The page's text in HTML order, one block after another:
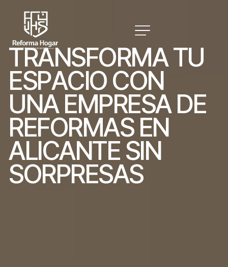
TRANSFORMATU
ESPACIO CON
UNA EMPRESA DE
REFORMAS EN
ALICANTE SIN
SORPRESAS